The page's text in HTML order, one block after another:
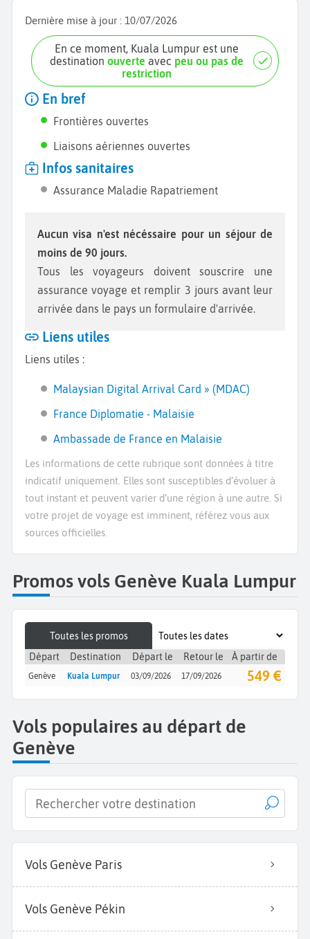
Dernière mise à jour : 10/07/2026
En ce moment, Kuala Lumpur est une
destinationouverte avec peu ou pas de
restriction
En bref
Frontières ouvertes
Liaisons aériennes ouvertes
Infos sanitaires
Assurance Maladie Rapatriement
Aucun visa n'est nécéssaire pour un séjour de
moins de 90 jours.
Tous les voyageurs doivent souscrire une
assurance voyage et remplir 3 jours avant leur
arrivée dans le pays un formulaire d'arrivée.
Liens utiles
Liens utiles :
Malaysian Digital Arrival Card » (MDAC)
France Diplomatie - Malaisie
Ambassade de France en Malaisie
Les informations de cette rubrique sont données à titre
indicatif uniquement. Elles sont susceptibles d’évoluer à
tout instant et peuvent varier d’une région à une autre. Si
votre projet de voyage est imminent, référez vous aux
sources officielles.
Promos vols Genève Kuala Lumpur
Toutes les promos
Départ
Destination Départ le Retour le À partir de
Genève Kuala Lumpur 03/09/2026 17/09/2026 549 €
Vols populaires au départ de
Genève
Vols Genève Paris
Vols Genève Pékin